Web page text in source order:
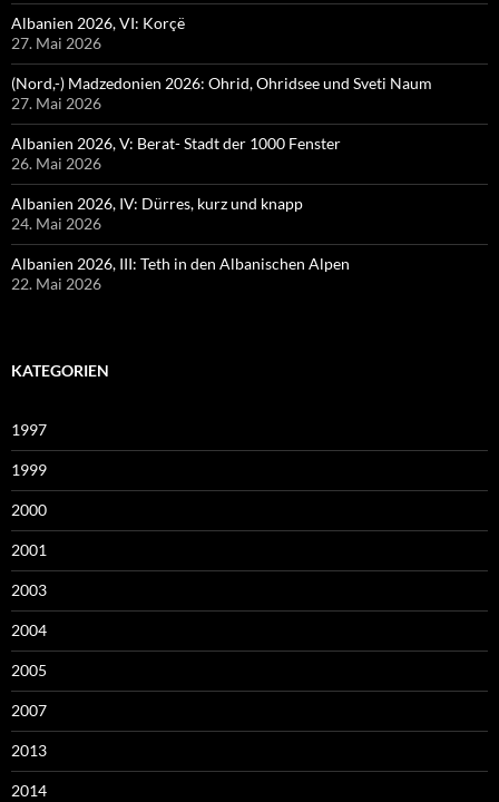
Albanien 2026, VI: Korçë
27. Mai 2026
(Nord,-) Madzedonien 2026: Ohrid, Ohridsee und Sveti Naum
27. Mai 2026
Albanien 2026, V: Berat- Stadt der 1000 Fenster
26. Mai 2026
Albanien 2026, IV: Dürres, kurz und knapp
24. Mai 2026
Albanien 2026, III: Teth in den Albanischen Alpen
22. Mai 2026
KATEGORIEN
1997
1999
2000
2001
2003
2004
2005
2007
2013
2014